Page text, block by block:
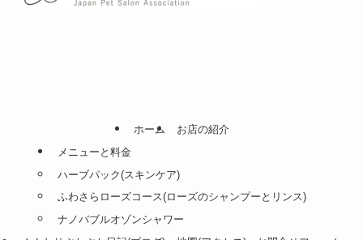
ホーム
お店の紹介
メニューと料金
ハーブパック(スキンケア)
ふわさらローズコース(ローズのシャンプーとリンス)
ナノバブルオゾンシャワー